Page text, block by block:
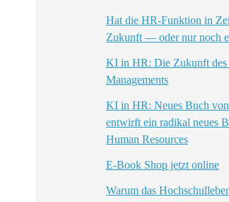
Hat die HR-Funktion in
Zukunft — oder nur noch
KI in HR: Die Zukunft des
Managements
KI in HR: Neues Buch
entwirft ein radikal neues
Human Resources
E-Book Shop jetzt online
Warum das